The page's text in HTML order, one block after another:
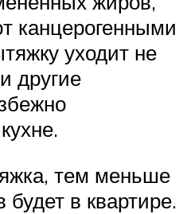
канцерогенными
уходит не
другие
тем меньше
будет в квартире.